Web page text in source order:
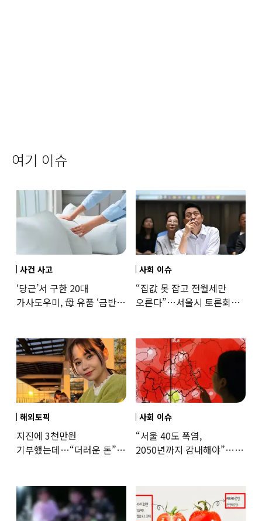
여기 이슈
사건 사고
‘당근’서 구한 20대
가사도우미, 母 유품 ‘금반지
사회 이슈
“집값 못 잡고 전월세만
오른다”…서울시 토론회서
해외토픽
지진에 3천만원
기부했는데…“더러운 돈”
사회 이슈
“서울 40도 폭염,
2050년까지 감내해야”…